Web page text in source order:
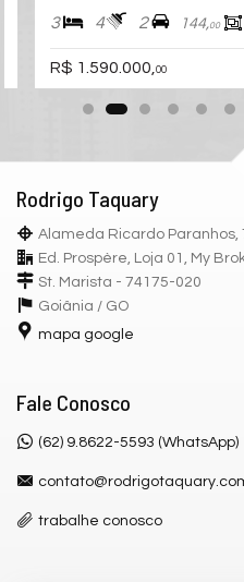
3 4 2 144,00
R$ 1.590.000, 00
Rodrigo Taquary
Alameda Ricardo Paranhos,
Ed. Prospère, Loja 01, My
St. Marista - 74175-020
Goiânia / GO
mapa google
Fale Conosco
(62) 9.8622-5593 (WhatsApp)
trabalhe conosco